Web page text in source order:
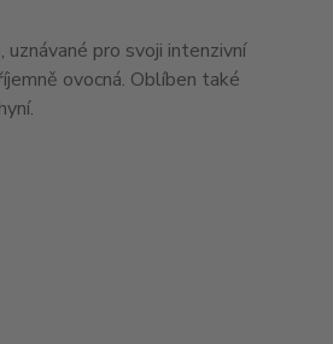
pro svoji intenzivní
ovocná. Oblíben také